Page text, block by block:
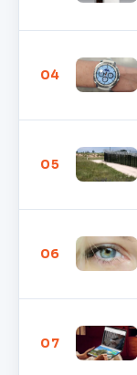
04
05
06
07